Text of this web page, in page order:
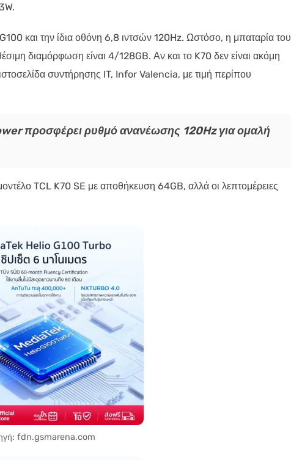
και την ίδια οθόνη 6,8 ιντσών 120Hz. Ωστόσο, η μπαταρία του
διαμόρφωση είναι 4/128GB. Αν και το K70 δεν είναι ακόμη
συντήρησης IT, Infor Valencia, με τιμή περίπου
προσφέρει ρυθμό ανανέωσης 120Hz για ομαλή
TCL K70 SE με αποθήκευση 64GB, αλλά οι λεπτομέρειες
fdn.gsmarena.com